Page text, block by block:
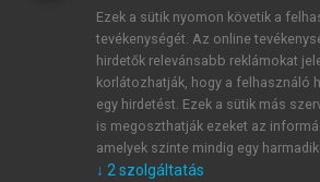
JELSZÓ ÚJRA
Kérek értesítést a MeRSZ újdonságairól,
Kérek értesítést az Akadémiai Kiadó Zrt.
Ezek a sütik nyomon követik a
tevékenységét. Az online
hirdetők relevánsabb reklámokat
korlátozhatják, hogy a felhasználó
egy hirdetést. Ezek a sütik más
is megoszthatják ezeket az
amelyek szinte mindig egy
↓ 2 szolgáltatás